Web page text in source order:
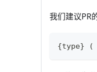
我们建议PR
{type} (